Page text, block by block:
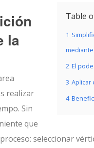
Table
1
2 El
3 Aplicar
4
la
realizar
Sin
que
seleccionar